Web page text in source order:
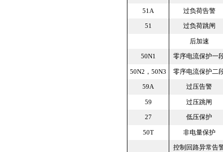
51A 过负荷告警
51 过负荷跳闸
后加速
50N1 零序电流保护一
50N2，50N3 零序电流保护二
59A 过压告警
59 过压跳闸
27 低压保护
50T 非电量保护
控制回路异常告